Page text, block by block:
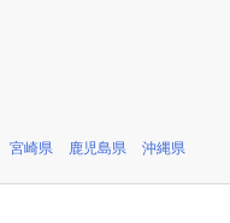
宮崎県 鹿児島県 沖縄県